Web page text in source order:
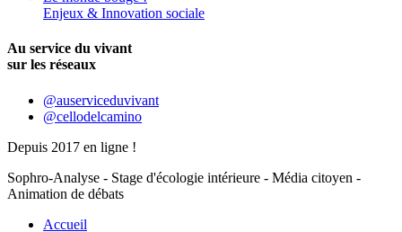
Enjeux & Innovation sociale
Au service du vivant
sur les réseaux
@auserviceduvivant
@cellodelcamino
Depuis 2017 en ligne !
Sophro-Analyse - Stage d'écologie intérieure - Média citoyen -
Animation de débats
Accueil